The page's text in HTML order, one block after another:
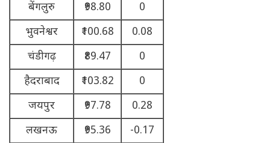
बेंगलुरु
₹98.80
0
भुवनेश्वर
₹100.68
0.08
चंडीगढ़
₹89.47
0
हैदराबाद
₹103.82
0
जयपुर
₹97.78
0.28
लखनऊ
₹95.36
-0.17